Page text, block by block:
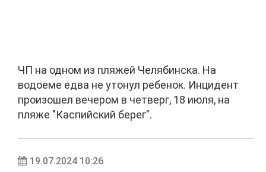
ЧП на одном из пляжей Челябинска. На
водоеме едва не утонул ребенок. Инцидент
произошел вечером в четверг, 18 июля, на
пляже "Каспийский берег".
19.07.2024 10:26